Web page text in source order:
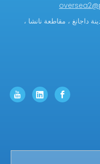
داجانغ ، مقاطعة نانشا ،